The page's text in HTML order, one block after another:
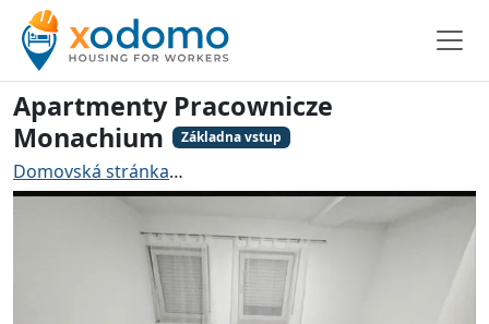
Apartmenty Pracownicze
Monachium
Základna vstup
Domovská stránka